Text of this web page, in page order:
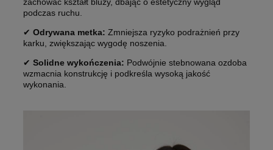
zachować kształt bluzy, dbając o estetyczny wygląd
podczas ruchu.
✔ Odrywana metka: Zmniejsza ryzyko podrażnień przy
karku, zwiększając wygodę noszenia.
✔ Solidne wykończenia: Podwójnie stebnowana ozdoba
wzmacnia konstrukcję i podkreśla wysoką jakość
wykonania.